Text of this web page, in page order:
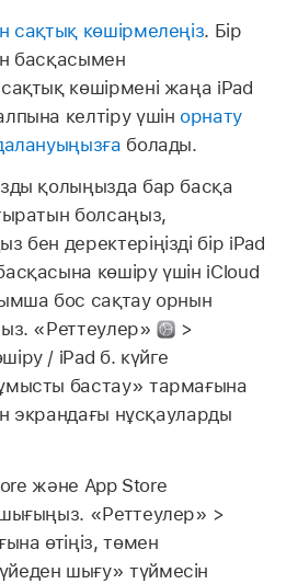
сақтық көшірмелеңіз. Бір
басқасымен
көшірмені жаңа iPad
келтіру үшін орнату
болады.
қолыңызда бар басқа
болсаңыз,
бен деректеріңізді бір iPad
көшіру үшін iCloud
бос сақтау орнын
«Реттеулер»
>
/ iPad б. күйге
бастау» тармағына
экрандағы нұсқауларды
және App Store
«Реттеулер» >
өтіңіз, төмен
шығу» түймесін